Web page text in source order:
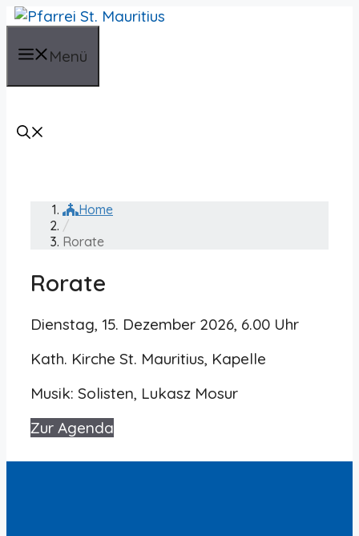
Zum
springenMenü
Home
/
Rorate
Rorate
Dienstag, 15. Dezember 2026, 6.00 Uhr
Kath. Kirche St. Mauritius, Kapelle
Musik: Solisten, Lukasz Mosur
Zur Agenda